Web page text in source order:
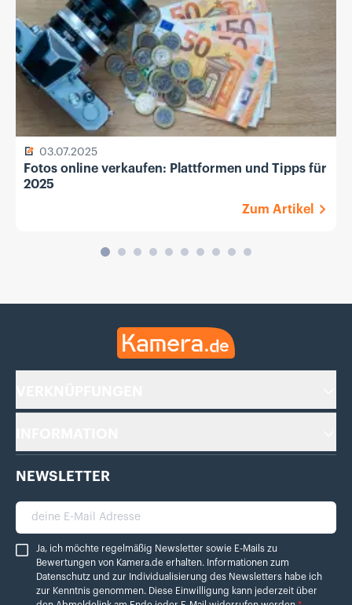
03.07.2025
Fotos online verkaufen: Plattformen und Tipps für
2025
Zum Artikel
Kamera.de
NEWSLETTER
deine E-Mail Adresse
Ja, ich möchte regelmäßig Newsletter sowie E-Mails zu Bewertungen von
Ja, ich möchte regelmäßig Newsletter sowie E-Mails zu
Bewertungen von Kamera.de erhalten. Informationen zum
Datenschutz und zur Individualisierung des Newsletters habe ich
zur Kenntnis genommen. Diese Einwilligung kann jederzeit über